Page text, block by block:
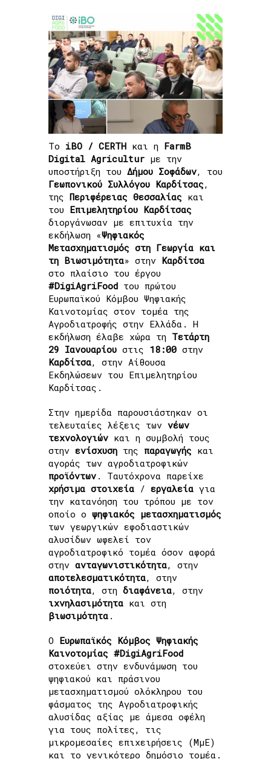
Το iBO / CERTH και η FarmB
Digital Agricultur με την
υποστήριξη του Δήμου Σοφάδων, του
Γεωπονικού Συλλόγου Καρδίτσας,
της Περιφέρειας Θεσσαλίας και
του Επιμελητηρίου Καρδίτσας
διοργάνωσαν με επιτυχία την
εκδήλωση «Ψηφιακός
Μετασχηματισμός στη Γεωργία και
τη Βιωσιμότητα» στην Καρδίτσα
στο πλαίσιο του έργου
#DigiAgriFood του πρώτου
Ευρωπαϊκού Κόμβου Ψηφιακής
Καινοτομίας στον τομέα της
Αγροδιατροφής στην Ελλάδα. Η
εκδήλωση έλαβε χώρα τη Τετάρτη
29 Ιανουαρίου στις 18:00 στην
Καρδίτσα, στην Αίθουσα
Εκδηλώσεων του Επιμελητηρίου
Καρδίτσας.
Στην ημερίδα παρουσιάστηκαν οι
τελευταίες λέξεις των νέων
τεχνολογιών και η συμβολή τους
στην ενίσχυση της παραγωγής και
αγοράς των αγροδιατροφικών
προϊόντων . Ταυτόχρονα παρείχε
χρήσιμα στοιχεία / εργαλεία για
την κατανόηση του τρόπου με τον
οποίο ο ψηφιακός μετασχηματισμός
των γεωργικών εφοδιαστικών
αλυσίδων ωφελεί τον
αγροδιατροφικό τομέα όσον αφορά
στην ανταγωνιστικότητα, στην
αποτελεσματικότητα, στην
ποιότητα, στη διαφάνεια, στην
ιχνηλασιμότητα και στη
βιωσιμότητα .
Ο Ευρωπαϊκός Κόμβος Ψηφιακής
Καινοτομίας #DigiAgriFood
στοχεύει στην ενδυνάμωση του
ψηφιακού και πράσινου
μετασχηματισμού ολόκληρου του
φάσματος της Αγροδιατροφικής
αλυσίδας αξίας με άμεσα οφέλη
για τους πολίτες, τις
μικρομεσαίες επιχειρήσεις (ΜμΕ)
και το γενικότερο δημόσιο τομέα.